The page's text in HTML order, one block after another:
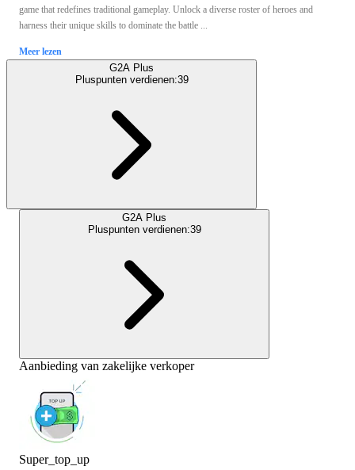
game that redefines traditional gameplay. Unlock a diverse roster of heroes and
harness their unique skills to dominate the battle ...
Meer lezen
G2A Plus
Pluspunten verdienen:39
G2A Plus
Pluspunten verdienen:39
Aanbieding van zakelijke verkoper
Super_top_up